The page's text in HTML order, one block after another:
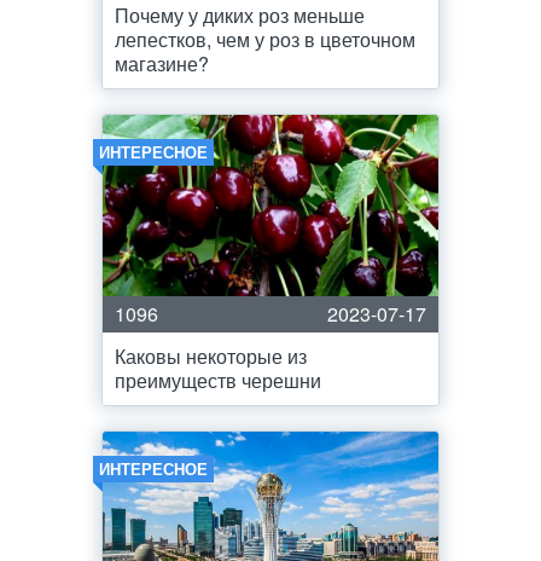
Почему у диких роз меньше
лепестков, чем у роз в цветочном
магазине?
ИНТЕРЕСНОЕ
1096
2023-07-17
Каковы некоторые из
преимуществ черешни
ИНТЕРЕСНОЕ